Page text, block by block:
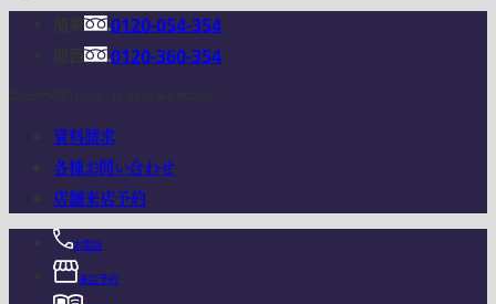
0120-054-354
0120-360-354
資料請求
各種お問い合わせ
店舗来店予約
お電話
来店予約